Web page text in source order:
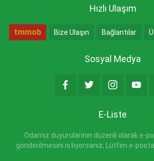
Hızlı Ulaşım
tmmob Bize Ulaşın Bağlantılar
Sosyal Medya
E-Liste
Odamız duyurularının düzenli olarak e-
gönderilmesini istiyorsanız; Lütfen e-